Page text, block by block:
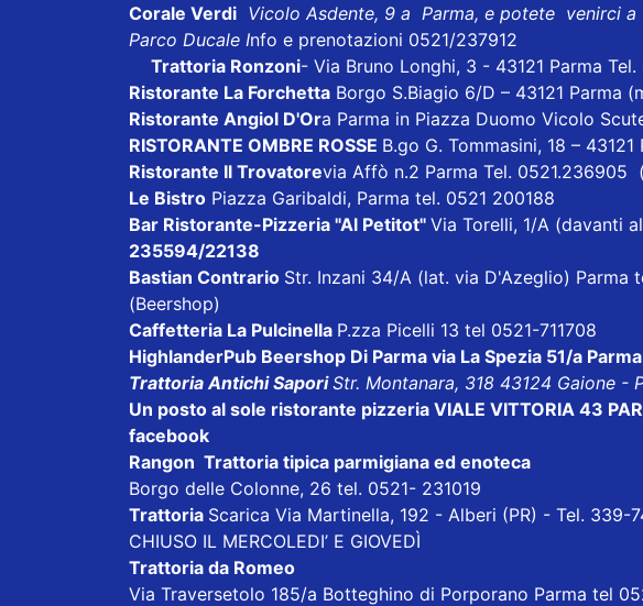
Corale Verdi Vicolo Asdente, 9 a Parma, e potete venirci
Parco Ducale Info e prenotazioni 0521/237912
Trattoria Ronzoni- Via Bruno Longhi, 3 - 43121 Parma
Ristorante La Forchetta Borgo S.Biagio 6/D – 43121 Parma
Ristorante Angiol D'Ora Parma in Piazza Duomo Vicolo
RISTORANTE OMBRE ROSSE B.go G. Tommasini, 18 –
Ristorante Il Trovatorevia Affò n.2 Parma Tel. 0521.236905
Le Bistro Piazza Garibaldi, Parma tel. 0521 200188
Bar Ristorante-Pizzeria "Al Petitot" Via Torelli, 1/A (davanti
235594/22138
Bastian Contrario Str. Inzani 34/A (lat. via D'Azeglio) Parma
(Beershop)
Caffetteria La Pulcinella P.zza Picelli 13 tel 0521-711708
HighlanderPub Beershop Di Parma via La Spezia 51/a
Trattoria Antichi SaporiStr. Montanara, 318 43124 Gaione -
Un posto al sole ristorante pizzeria VIALE VITTORIA 43
facebook
Rangon Trattoria tipica parmigiana ed enoteca
Borgo delle Colonne, 26 tel. 0521- 231019
Trattoria Scarica Via Martinella, 192 - Alberi (PR) - Tel. 339-
CHIUSO IL MERCOLEDI’ E GIOVEDÌ
Trattoria da Romeo
Via Traversetolo 185/a Botteghino di Porporano Parma tel